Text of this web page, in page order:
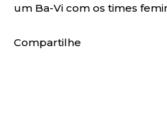
um Ba-Vi com os times
Compartilhe